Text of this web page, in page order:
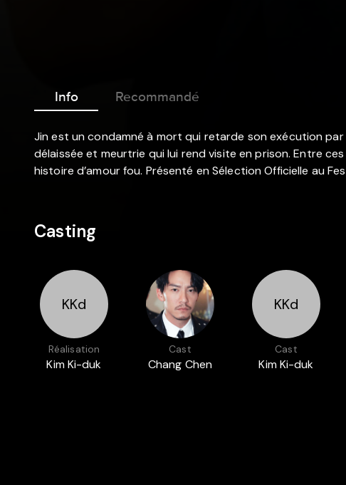
Info Recommandé
Jin est un condamné à mort qui retarde son exécution
délaissée et meurtrie qui lui rend visite en prison. Entre
histoire d’amour fou. Présenté en Sélection Officielle au
Casting
KKd
Réalisation
Kim Ki-duk
Cast
Chang Chen
KKd
Cast
Kim Ki-duk